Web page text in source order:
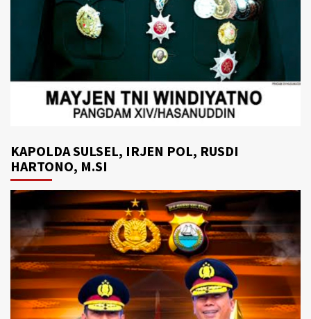
KAPOLDA SULSEL, IRJEN POL, RUSDI
HARTONO, M.SI